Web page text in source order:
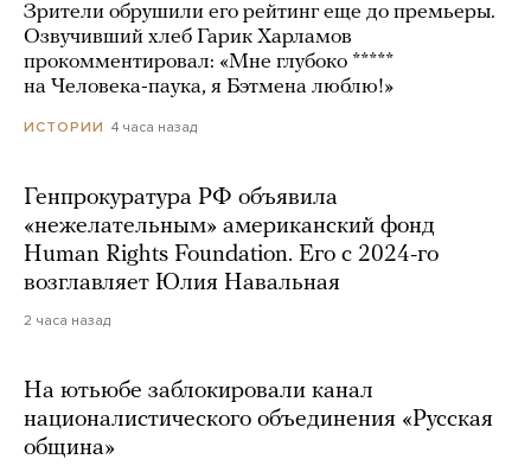
Зрители обрушили его рейтинг еще до премьеры.
Озвучивший хлеб Гарик Харламов
прокомментировал: «Мне глубоко *****
на Человека-паука, я Бэтмена люблю!»
ИСТОРИИ 4 часа назад
Генпрокуратура РФ объявила
«нежелательным» американский фонд
Human Rights Foundation. Его с 2024-го
возглавляет Юлия Навальная
2 часа назад
На ютьюбе заблокировали канал
националистического объединения «Русская
община»